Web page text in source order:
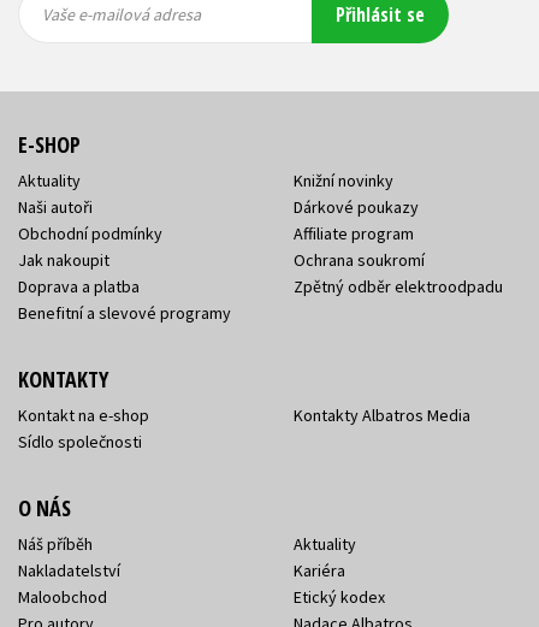
mailová
mailová
Vaše e-mailová adresa Přihlásit se
E-SHOP
Aktuality
Naši autoři
Obchodní podmínky
Jak nakoupit
Doprava a platba
Benefitní a slevové programy
Knižní novinky
Dárkové poukazy
Affiliate program
Ochrana soukromí
Zpětný odběr elektroodpadu
KONTAKTY
Kontakt na e-shop
Sídlo společnosti
Kontakty Albatros Media
O NÁS
Náš příběh
Nakladatelství
Maloobchod
Aktuality
Kariéra
Etický kodex